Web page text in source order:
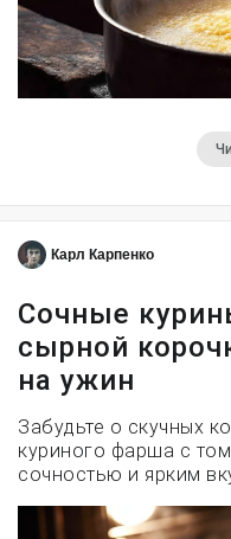
Карл Карпенко
Сочные
сырной
на ужин
Забудьте о скучных
куриного фарша с
сочностью и ярким